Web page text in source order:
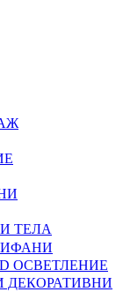
ТЕЛА
ОСВЕТЛЕНИЕ
ДЕКОРАТИВНИ